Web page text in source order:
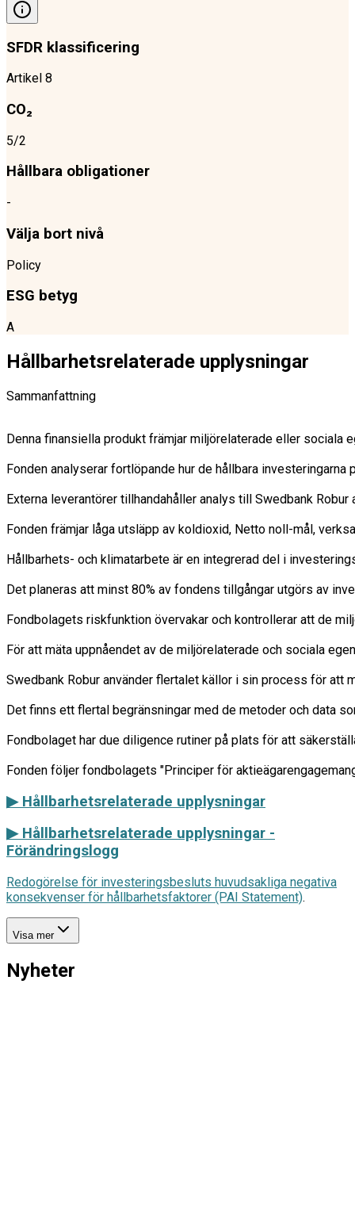
SFDR klassificering
Artikel 8
CO₂
5/2
Hållbara obligationer
-
Välja bort nivå
Policy
ESG betyg
A
Hållbarhetsrelaterade upplysningar
Sammanfattning
Denna finansiella produkt främjar miljörelaterade eller sociala
Fonden analyserar fortlöpande hur de hållbara
Externa leverantörer tillhandahåller analys till Swedbank
Fonden främjar låga utsläpp av koldioxid, Netto noll-mål,
Hållbarhets- och klimatarbete är en integrerad del i
Det planeras att minst 80% av fondens tillgångar utgörs av
Fondbolagets riskfunktion övervakar och kontrollerar att de
För att mäta uppnåendet av de miljörelaterade och sociala
Swedbank Robur använder flertalet källor i sin process för att
Det finns ett flertal begränsningar med de metoder och data
Fondbolaget har due diligence rutiner på plats för att
▶ Hållbarhetsrelaterade upplysningar
▶ Hållbarhetsrelaterade upplysningar -
Förändringslogg
Redogörelse för investeringsbesluts huvudsakliga negativa
konsekvenser för hållbarhetsfaktorer (PAI Statement).
Visa mer
Nyheter